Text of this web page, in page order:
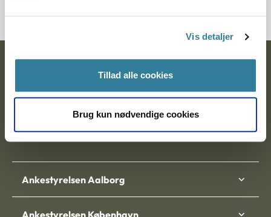
Vis detaljer
Tillad alle cookies
Brug kun nødvendige cookies
Postadresse:
Nytorv 7, 2. sal
9000 Aalborg
Ankestyrelsen Aalborg
Ankestyrelsen København